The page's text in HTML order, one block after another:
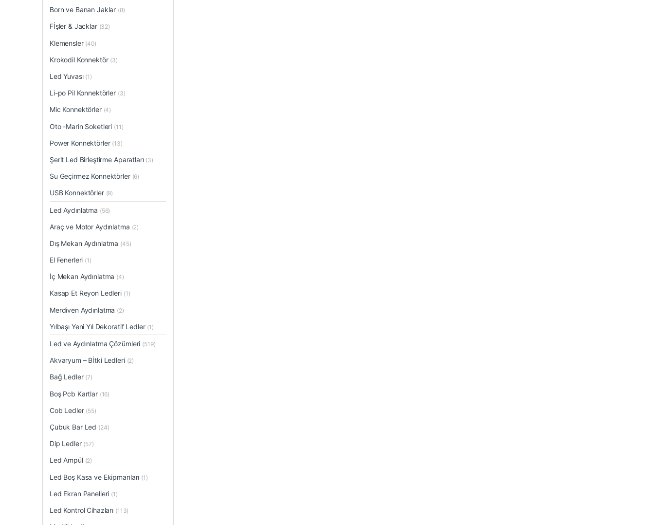
Born ve Banan Jaklar (8)
Fİşler & Jacklar (32)
Klemensler (40)
Krokodil Konnektör (3)
Led Yuvası (1)
Li-po Pil Konnektörler (3)
Mic Konnektörler (4)
Oto -Marin Soketleri (11)
Power Konnektörler (13)
Şerit Led Birleştirme Aparatları (3)
Su Geçirmez Konnektörler (6)
USB Konnektörler (9)
Led Aydınlatma (56)
Araç ve Motor Aydınlatma (2)
Dış Mekan Aydınlatma (45)
El Fenerleri (1)
İç Mekan Aydınlatma (4)
Kasap Et Reyon Ledleri (1)
Merdiven Aydınlatma (2)
Yılbaşı Yeni Yıl Dekoratif Ledler (1)
Led ve Aydınlatma Çözümleri (519)
Akvaryum – Bİtki Ledleri (2)
Bağ Ledler (7)
Boş Pcb Kartlar (16)
Cob Ledler (55)
Çubuk Bar Led (24)
Dip Ledler (57)
Led Ampül (2)
Led Boş Kasa ve Ekipmanları (1)
Led Ekran Panelleri (1)
Led Kontrol Cihazları (113)